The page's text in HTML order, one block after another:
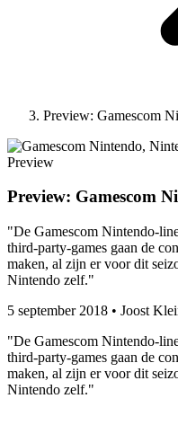
Preview: Gamescom
Preview
Preview: Gamescom
"De Gamescom Nintendo-
third-party-games gaan de
maken, al zijn er voor dit
Nintendo zelf."
5 september 2018 • Joost
"De Gamescom Nintendo-
third-party-games gaan de
maken, al zijn er voor dit
Nintendo zelf."